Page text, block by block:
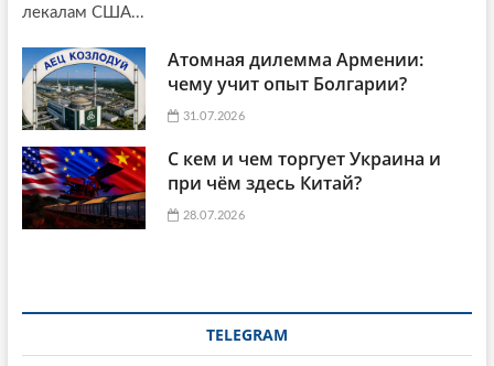
лекалам США...
Атомная дилемма Армении:
чему учит опыт Болгарии?
31.07.2026
С кем и чем торгует Украина и
при чём здесь Китай?
28.07.2026
TELEGRAM